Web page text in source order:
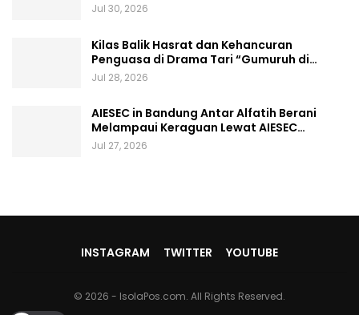
Jul 30, 2026
Kilas Balik Hasrat dan Kehancuran
Penguasa di Drama Tari “Gumuruh di…
Jul 28, 2026
AIESEC in Bandung Antar Alfatih Berani
Melampaui Keraguan Lewat AIESEC…
Jul 27, 2026
INSTAGRAM TWITTER YOUTUBE
© 2026 - IsolaPos.com. All Rights Reserved.